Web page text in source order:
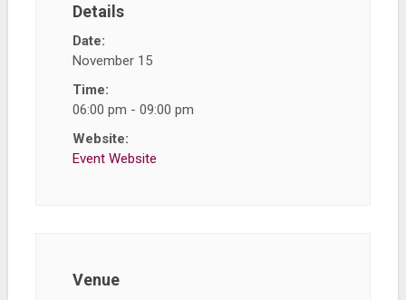
Details
Date:
November 15
Time:
06:00 pm - 09:00 pm
Website:
Event Website
Venue